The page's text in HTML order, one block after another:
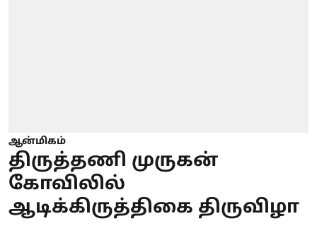
ஆன்மிகம்
திருத்தணி முருகன்
கோவிலில்
ஆடிக்கிருத்திகை திருவிழா